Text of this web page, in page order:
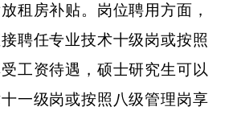
租房补贴。岗位聘用方面，
聘任专业技术十级岗或按照
工资待遇，硕士研究生可以
一级岗或按照八级管理岗享